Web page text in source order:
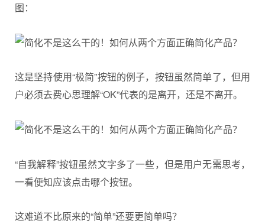
图：
这是坚持使用“极简”按钮的例子，按钮虽然简单了，但用
户必须去费心思理解“OK”代表的是离开，还是不离开。
“自我解释”按钮虽然文字多了一些，但是用户无需思考，
一看便知应该点击哪个按钮。
这难道不比原来的“简单”还要更简单吗？